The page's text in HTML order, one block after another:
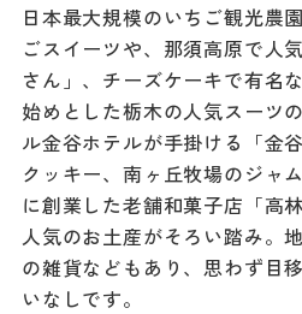
日本最大規模のいちご観光農
ごスイーツや、那須高原で人
さん」、チーズケーキで有名
始めとした栃木の人気スーツ
ル金谷ホテルが手掛ける「金
クッキー、南ヶ丘牧場のジャ
に創業した老舗和菓子店「高
人気のお土産がそろい踏み。
の雑貨などもあり、思わず目
いなしです。